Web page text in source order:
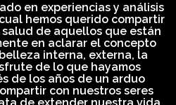
en experiencias y análisis
hemos querido compartir
de aquellos que están
en aclarar el concepto
interna, externa, la
de lo que hayamos
de los años de un arduo
con nuestros seres